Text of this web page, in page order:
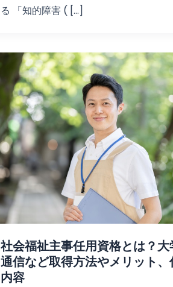
る 「知的障害 ( […]
社会福祉主事任用資格とは？大
通信など取得方法やメリット、
内容